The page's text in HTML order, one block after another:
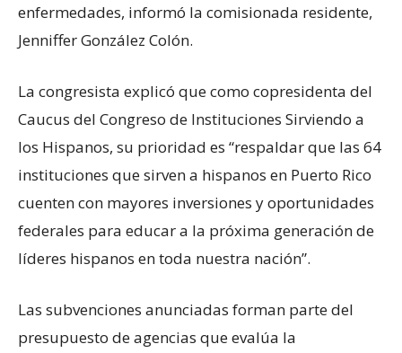
enfermedades, informó la comisionada residente,
Jenniffer González Colón.
La congresista explicó que como copresidenta del
Caucus del Congreso de Instituciones Sirviendo a
los Hispanos, su prioridad es “respaldar que las 64
instituciones que sirven a hispanos en Puerto Rico
cuenten con mayores inversiones y oportunidades
federales para educar a la próxima generación de
líderes hispanos en toda nuestra nación”.
Las subvenciones anunciadas forman parte del
presupuesto de agencias que evalúa la